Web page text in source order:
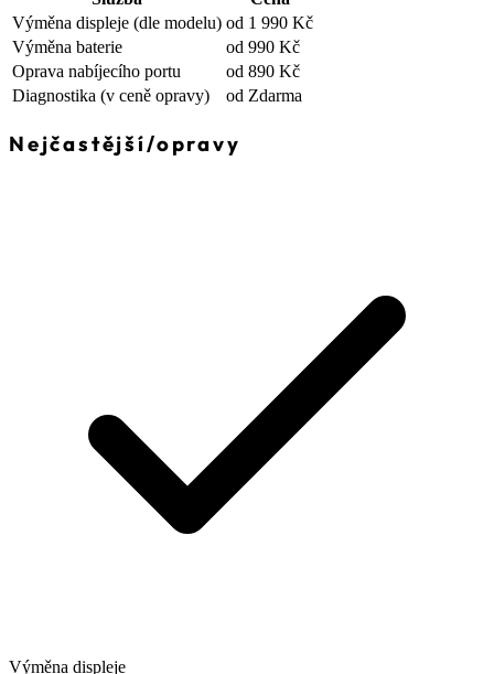
Výměna displeje (dle modelu) od 1 990 Kč
Výměna baterie
od 990 Kč
Oprava nabíjecího portu
od 890 Kč
Diagnostika (v ceně opravy) od Zdarma
Nejčastější/opravy
Výměna displeje